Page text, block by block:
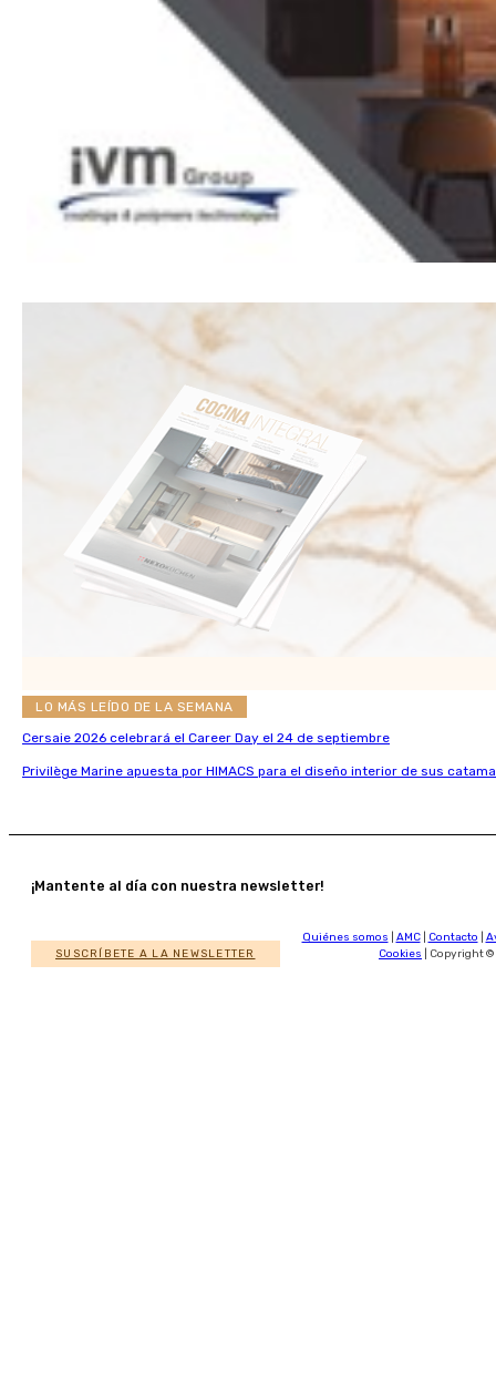
LO MÁS LEÍDO DE LA SEMANA
Cersaie 2026 celebrará el Career Day el 24 de septiembre
Privilège Marine apuesta por HIMACS para el diseño interior de sus
¡Mantente al día con nuestra newsletter!
SUSCRÍBETE A LA NEWSLETTER
Quiénes somos AMC| Contacto
Cookies | Copyright